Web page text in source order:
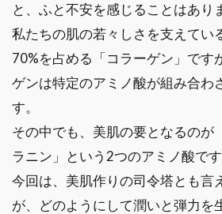
と、ふと不安を感じることはあり
私たちの肌の若々しさを支えてい
70%を占める「コラーゲン」です
ゲンは特定のアミノ酸が組み合わ
す。
その中でも、美肌の要となるのが
ラニン」という2つのアミノ酸です
今回は、美肌作りの司令塔とも言
が、どのようにして潤いと弾力を